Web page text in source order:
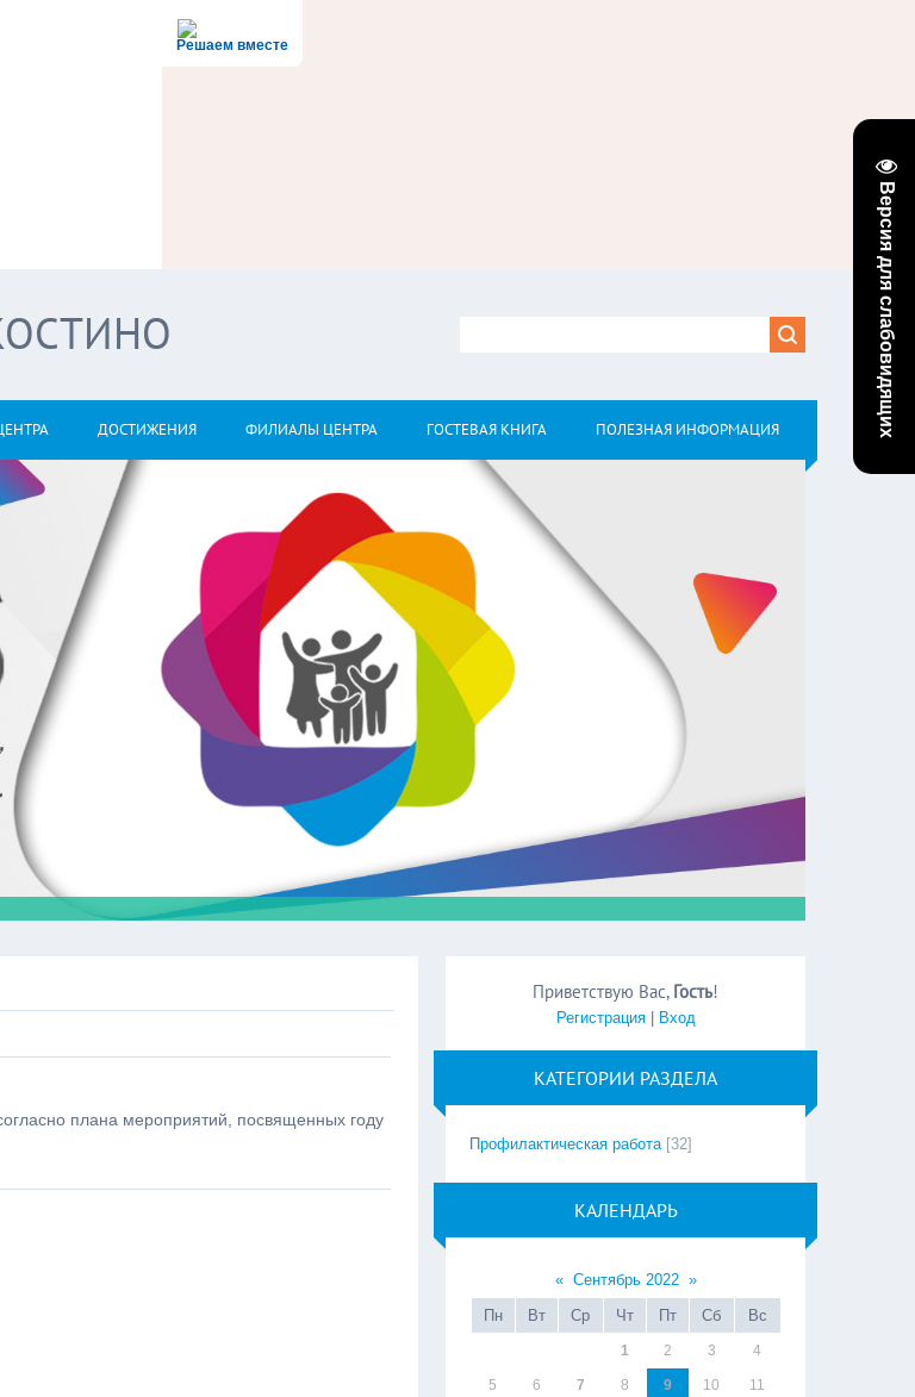
Версия для слабовидящих
Решаем вместе
ДОСТИЖЕНИЯ ФИЛИАЛЫ ЦЕНТРА ГОСТЕВАЯ КНИГА ПОЛЕЗНАЯ ИНФОРМАЦИЯ
плана мероприятий, посвященных году
Приветствую Вас, Гость!
Регистрация| Вход
КАТЕГОРИИ РАЗДЕЛА
Профилактическая работа [32]
КАЛЕНДАРЬ
« Сентябрь 2022 »
Пн
Вт Ср Чт Пт Сб Вс
1 2 3 4
5 6 7 8 9 10 11